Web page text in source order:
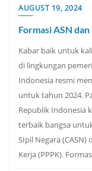
AUGUST 19, 2024
Formasi ASN
Kabar baik untuk
di lingkungan
Indonesia resmi
untuk tahun 2024.
Republik Indonesia
terbaik bangsa
SIpil Negara
Kerja (PPPK).